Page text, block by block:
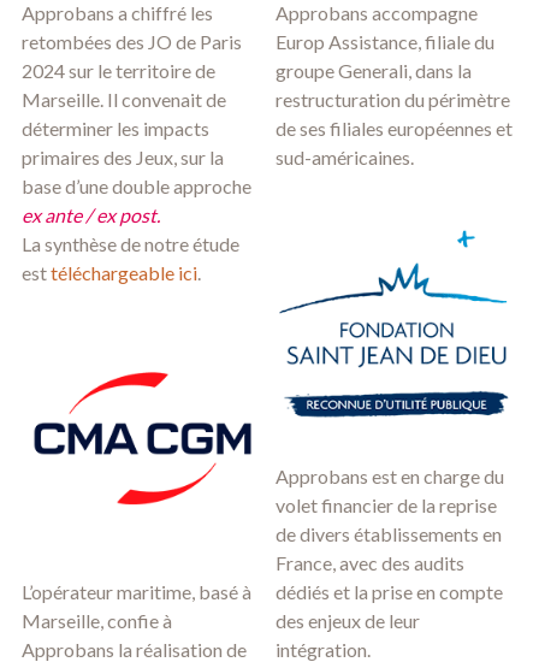
Approbans a chiffré les
retombées des JO de Paris
2024 sur le territoire de
Marseille. Il convenait de
déterminer les impacts
primaires des Jeux, sur la
base d’une double approche
ex ante / ex post.
La synthèse de notre étude
esttéléchargeable ici.
Approbans accompagne
Europ Assistance, filiale du
groupe Generali, dans la
restructuration du périmètre
de ses filiales européennes et
sud-américaines.
L’opérateur maritime, basé à
Marseille, confie à
Approbans la réalisation de
Approbans est en charge du
volet financier de la reprise
de divers établissements en
France, avec des audits
dédiés et la prise en compte
des enjeux de leur
intégration.